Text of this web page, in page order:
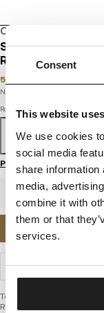
Consent
This website
We use cookies
social media
share information
media,
combine it with
them or that
services.
OSTATNIE SZTUKI
SPODENKI
RMG
55.60
Najniższa cena w okresie
Rozmiar
XS S M
Przewodnik po
Techniczne damskie
RUNMAGEDDON firmy PIT